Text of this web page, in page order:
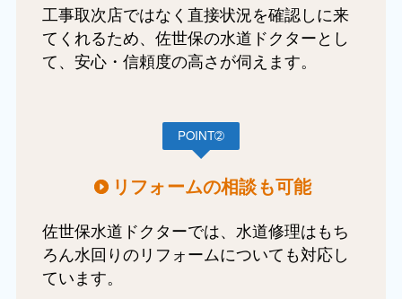
工事取次店ではなく直接状況を確認しに来
てくれるため、佐世保の水道ドクターとし
て、安心・信頼度の高さが伺えます。
POINT➁
リフォームの相談も可能
佐世保水道ドクターでは、水道修理はもち
ろん水回りのリフォームについても対応し
ています。